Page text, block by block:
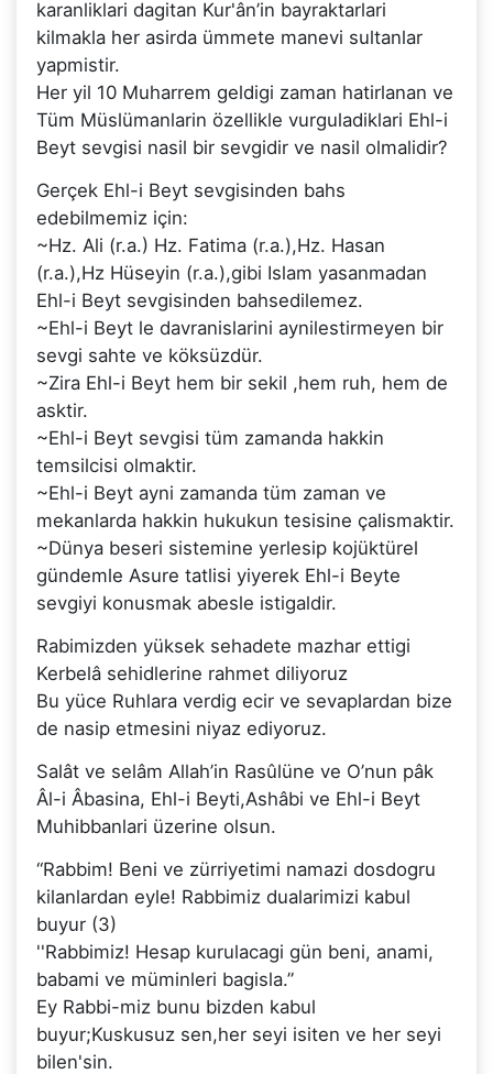
karanliklari dagitan Kur'ân’in bayraktarlari
kilmakla her asirda ümmete manevi sultanlar
yapmistir.
Her yil 10 Muharrem geldigi zaman hatirlanan ve
Tüm Müslümanlarin özellikle vurguladiklari Ehl-i
Beyt sevgisi nasil bir sevgidir ve nasil olmalidir?
Gerçek Ehl-i Beyt sevgisinden bahs
edebilmemiz için:
~Hz. Ali (r.a.) Hz. Fatima (r.a.),Hz. Hasan
(r.a.),Hz Hüseyin (r.a.),gibi Islam yasanmadan
Ehl-i Beyt sevgisinden bahsedilemez.
~Ehl-i Beyt le davranislarini aynilestirmeyen bir
sevgi sahte ve köksüzdür.
~Zira Ehl-i Beyt hem bir sekil ,hem ruh, hem de
asktir.
~Ehl-i Beyt sevgisi tüm zamanda hakkin
temsilcisi olmaktir.
~Ehl-i Beyt ayni zamanda tüm zaman ve
mekanlarda hakkin hukukun tesisine çalismaktir.
~Dünya beseri sistemine yerlesip kojüktürel
gündemle Asure tatlisi yiyerek Ehl-i Beyte
sevgiyi konusmak abesle istigaldir.
Rabimizden yüksek sehadete mazhar ettigi
Kerbelâ sehidlerine rahmet diliyoruz
Bu yüce Ruhlara verdig ecir ve sevaplardan bize
de nasip etmesini niyaz ediyoruz.
Salât ve selâm Allah’in Rasûlüne ve O’nun pâk
Âl-i Âbasina, Ehl-i Beyti,Ashâbi ve Ehl-i Beyt
Muhibbanlari üzerine olsun.
“Rabbim! Beni ve zürriyetimi namazi dosdogru
kilanlardan eyle! Rabbimiz dualarimizi kabul
buyur (3)
''Rabbimiz! Hesap kurulacagi gün beni, anami,
babami ve müminleri bagisla.”
Ey Rabbi-miz bunu bizden kabul
buyur;Kuskusuz sen,her seyi isiten ve her seyi
bilen'sin.